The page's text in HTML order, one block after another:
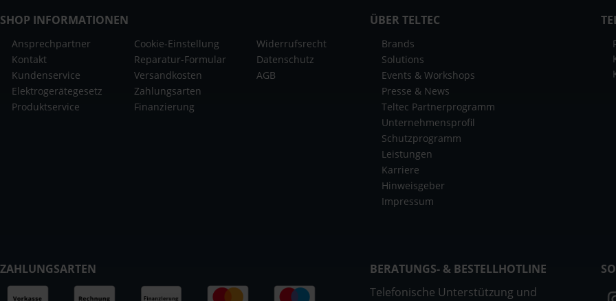
SHOP INFORMATIONEN
Ansprechpartner
Kontakt
Kundenservice
Elektrogerätegesetz
Produktservice
Cookie-Einstellung
Reparatur-Formular
Versandkosten
Zahlungsarten
Finanzierung
Widerrufsrecht
Datenschutz
AGB
ÜBER TELTEC
Brands
Solutions
Events & Workshops
Presse & News
Teltec Partnerprogramm
Unternehmensprofil
Schutzprogramm
Leistungen
Karriere
Hinweisgeber
Impressum
ZAHLUNGSARTEN
BERATUNGS- & BESTELLHOTLINE
Telefonische Unterstützung und